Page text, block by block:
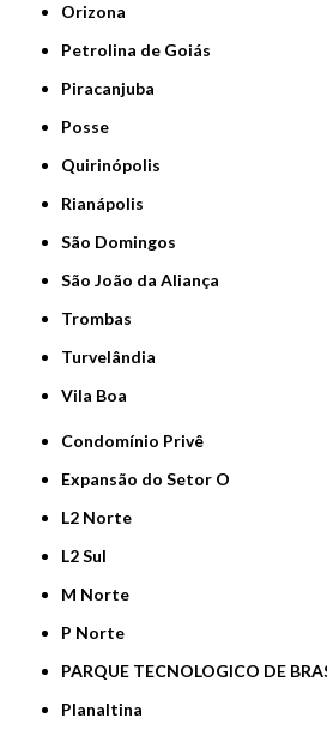
Orizona
Petrolina de Goiás
Piracanjuba
Posse
Quirinópolis
Rianápolis
São Domingos
São João da Aliança
Trombas
Turvelândia
Vila Boa
Condomínio Privê
Expansão do Setor O
L2 Norte
L2 Sul
M Norte
P Norte
PARQUE TECNOLOGICO DE
Planaltina